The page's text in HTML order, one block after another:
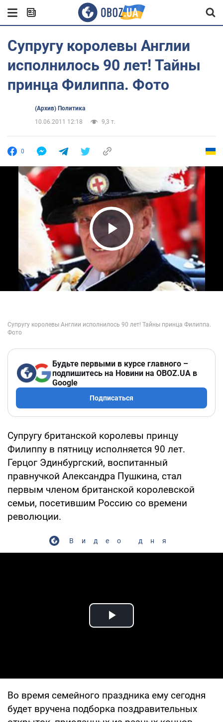
Супругу королевы Англии
исполнилось 90 лет! Тайны
принца Филиппа. Фото
(Архив) Политика
10.06.2011 12:18
9,3 т.
0
Play Video
Будьте первыми в курсе главного –
подпишитесь на Новини на OBOZ.UA в
Google
Подписаться
Супругу британской королевы принцу
Филиппу в пятницу исполняется 90 лет.
Герцог Эдинбургский, воспитанный
правнучкой Александра Пушкина, стал
первым членом британской королевской
семьи, посетившим Россию со времени
революции.
Видео дня
Play Video
Во время семейного праздника ему сегодня
будет вручена подборка поздравительных